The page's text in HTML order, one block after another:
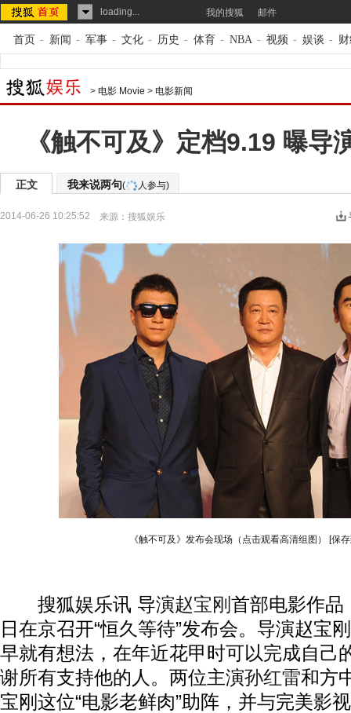
loading... 我的搜狐 邮件
首页 - 新闻 - 军事 - 文化 - 历史 - 体育 - NBA - 视频 - 娱谈 -
> 电影 Movie > 电影新闻
《触不可及》定档9.19 曝导
正文 我来说两句( 人参与)
2014-06-26 10:25:52 来源： 搜狐娱乐
《触不可及》发布会现场（点击观看高清组图） [保
搜狐娱乐讯 导演赵宝刚 首部电影作品
日在京召开“恒久等待”发布会。导演赵宝
早就有想法，在年近花甲时可以完成自己
谢所有支持他的人。两位主演孙红雷和方
宝刚这位“电影老鲜肉”助阵，并与完美影